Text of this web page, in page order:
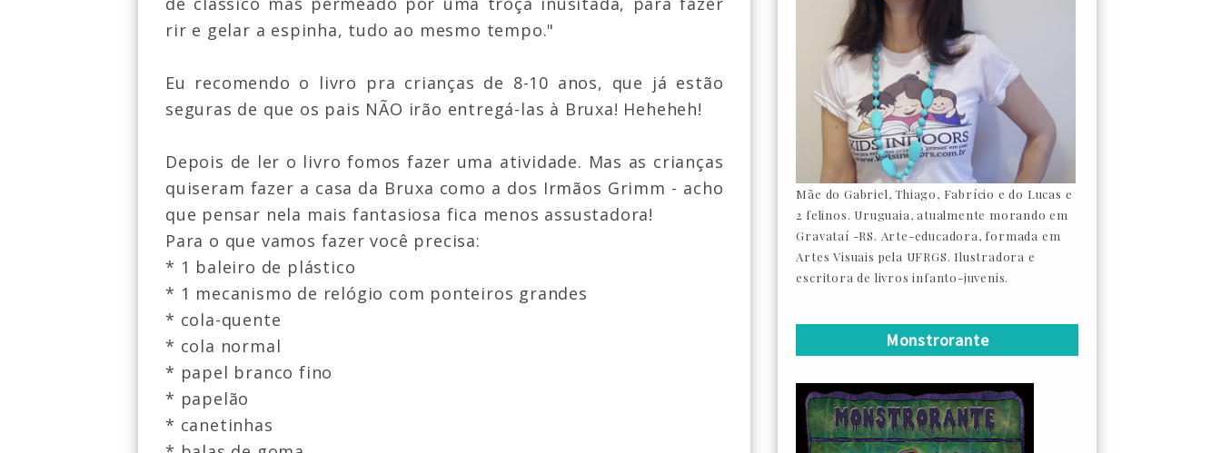
rir e gelar a espinha, tudo ao mesmo tempo."
Eu recomendo o livro pra crianças de 8-10 anos, que já estão
seguras de que os pais NÃO irão entregá-las à Bruxa! Heheheh!
Depois de ler o livro fomos fazer uma atividade. Mas as crianças
quiseram fazer a casa da Bruxa como a dos Irmãos Grimm - acho
que pensar nela mais fantasiosa fica menos assustadora!
Para o que vamos fazer você precisa:
* 1 baleiro de plástico
* 1 mecanismo de relógio com ponteiros grandes
* cola-quente
* cola normal
* papel branco fino
* papelão
* canetinhas
Mãe do Gabriel, Thiago, Fabrício e do Lucas e
2 felinos. Uruguaia, atualmente morando em
Gravataí -RS. Arte-educadora, formada em
Artes Visuais pela UFRGS. Ilustradora e
escritora de livros infanto-juvenis.
Monstrorante